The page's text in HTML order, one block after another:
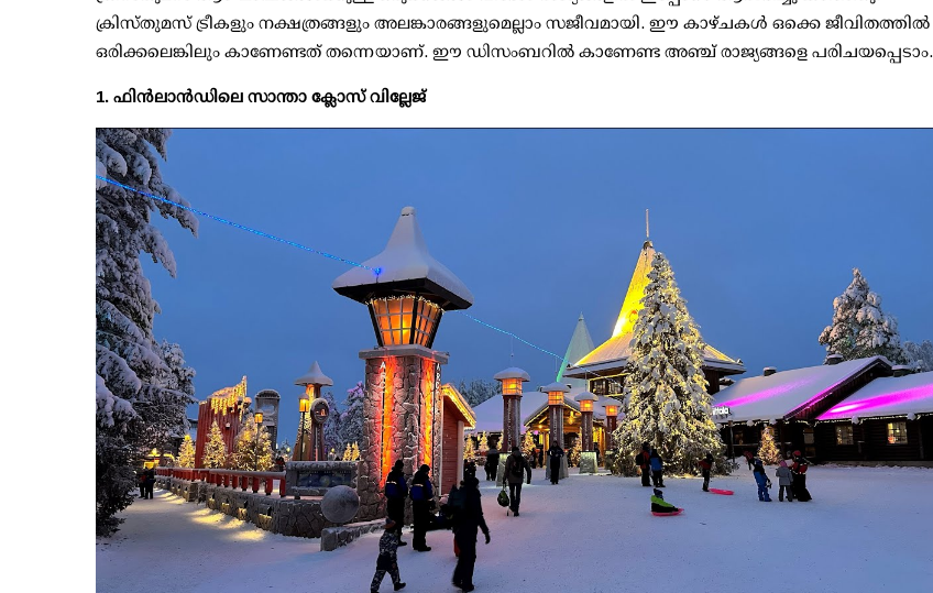
ക്രിസ്തുമസ് ട്രീകളും നക്ഷത്രങ്ങളും അലങ്കാരങ്ങളുമെല്ലാം സജീവമായി. ഈ കാഴ്ചകള്‍ ഒക്കെ ജീവിതത്തില്‍
ഒരിക്കലെങ്കിലും കാണേണ്ടത് തന്നെയാണ്. ഈ ഡിസംബറില്‍ കാണേണ്ട അഞ്ച് രാജ്യങ്ങളെ പരിചയപ്പെടാം.
1. ഫിന്‍ലാന്‍ഡിലെ സാന്താ ക്ലോസ് വില്ലേജ്